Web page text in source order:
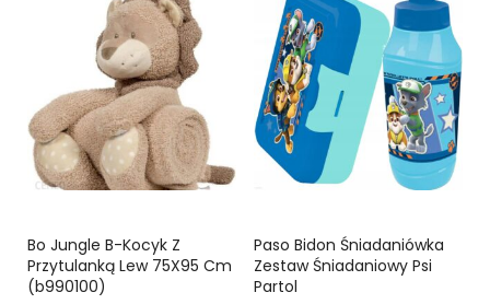
Bo Jungle B-Kocyk Z
Przytulanką Lew 75X95 Cm
(b990100)
Paso Bidon Śniadaniówka
Zestaw Śniadaniowy Psi
Partol